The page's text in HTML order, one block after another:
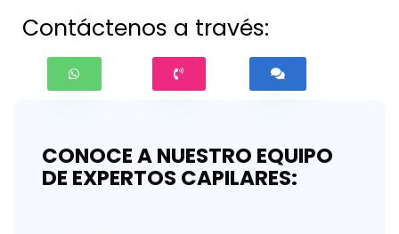
Contáctenos a través:
CONOCE A NUESTRO EQUIPO
DE EXPERTOS CAPILARES: